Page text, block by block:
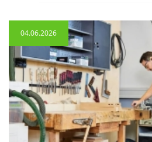
04.06.2026